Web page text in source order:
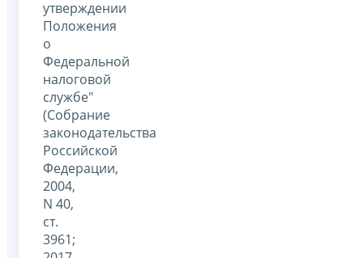
утверждении
Положения
о
Федеральной
налоговой
службе"
(Собрание
законодательства
Российской
Федерации,
2004,
N 40,
ст.
3961;